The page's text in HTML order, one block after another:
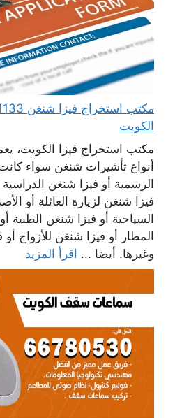
الكويت
مكتب استخراج فيزا الكويت،
أنواع تأشيرات شنغن سواء
الرسمية أو فيزا شنغن
فيزا شنغن لزيارة العائلة أو
السياحية أو فيزا شنغن الطبية
المطار أو فيزا شنغن للأزواج
وغيرها. أيضا ... اقرأ المزيد